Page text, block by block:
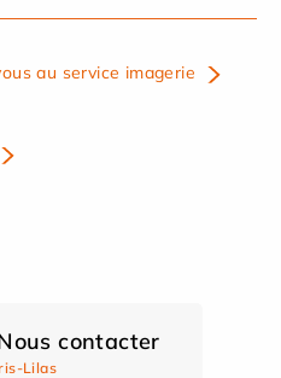
au service imagerie
contacter
Lilas